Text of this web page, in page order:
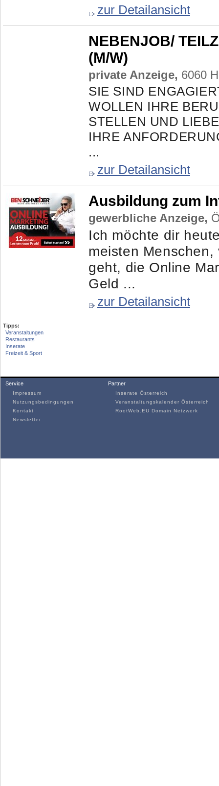
zur Detailansicht
NEBENJOB/
(M/W)
private Anzeige, 6060
SIE SIND
WOLLEN IHRE
STELLEN UND
IHRE
...
zur Detailansicht
Ausbildung zum
gewerbliche Anzeige,
Ich möchte dir
meisten
geht, die Online
Geld ...
zur Detailansicht
Tipps:
Veranstaltungen
Restaurants
Inserate
Freizeit & Sport
Service
Impressum
Nutzungsbedingungen
Kontakt
Newsletter
Partner
Inserate Österreich
Veranstaltungskalender Österreich
RootWeb.EU Domain Netzwerk